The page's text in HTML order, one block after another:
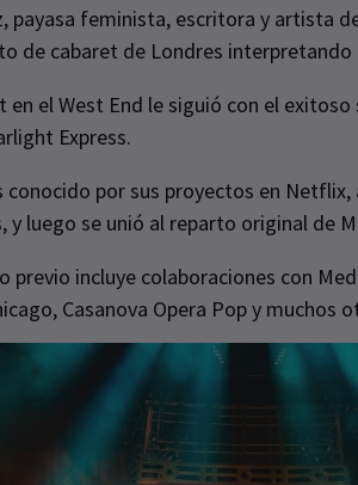
payasa feminista, escritora y artista
de cabaret de Londres interpretando
en el West End le siguió con el
Express.
conocido por sus proyectos en
y luego se unió al reparto original de
previo incluye colaboraciones con
Casanova Opera Pop y muchos